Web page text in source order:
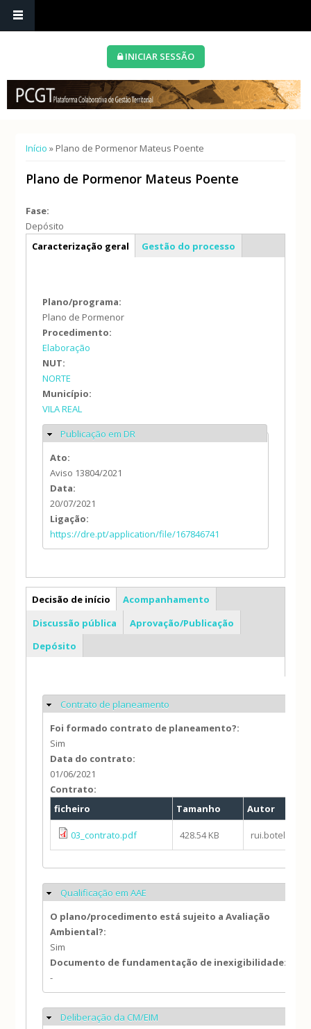
INICIAR SESSÃO
Está aqui
Início » Plano de Pormenor Mateus Poente
Plano de Pormenor Mateus Poente
Fase:
Depósito
Info geral
Caracterização geral Gestão do processo
Plano/programa:
Plano de Pormenor
Procedimento:
Elaboração
NUT:
NORTE
Município:
VILA REAL
Ocultar
Publicação em DR
Ato:
Aviso 13804/2021
Data:
20/07/2021
Ligação:
https://dre.pt/application/file/167846741
PP
Decisão de início
Acompanhamento
Discussão pública
Aprovação/Publicação
Depósito
Ocultar
Contrato de planeamento
Foi formado contrato de planeamento?:
Sim
Data do contrato:
01/06/2021
Contrato:
ficheiro
Tamanho Autor
03_contrato.pdf 428.54 KB rui.botelho
Ocultar
Qualificação em AAE
O plano/procedimento está sujeito a Avaliação
Ambiental?:
Sim
Documento de fundamentação de inexigibilidade:
-
Ocultar
Deliberação da CM/EIM